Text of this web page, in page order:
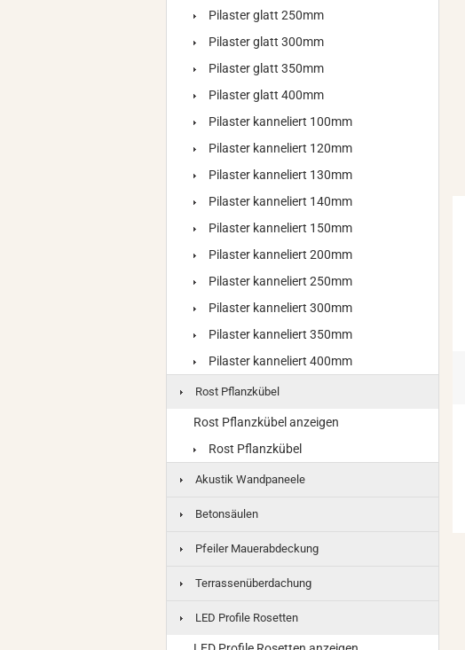
Pilaster glatt 250mm
Pilaster glatt 300mm
Pilaster glatt 350mm
Pilaster glatt 400mm
Pilaster kanneliert 100mm
Pilaster kanneliert 120mm
Pilaster kanneliert 130mm
Pilaster kanneliert 140mm
Pilaster kanneliert 150mm
Pilaster kanneliert 200mm
Pilaster kanneliert 250mm
Pilaster kanneliert 300mm
Pilaster kanneliert 350mm
Pilaster kanneliert 400mm
Rost Pflanzkübel
Rost Pflanzkübel anzeigen
Rost Pflanzkübel
Akustik Wandpaneele
Betonsäulen
Pfeiler Mauerabdeckung
Terrassenüberdachung
LED Profile Rosetten